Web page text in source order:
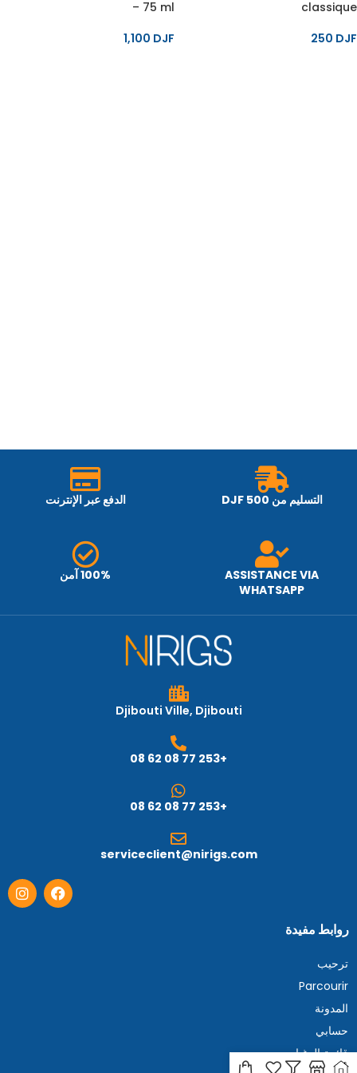
classique
250 DJF
– 75 ml
1,100 DJF
التسليم من 500 DJF الدفع عبر الإنترنت
ASSISTANCE VIA
WHATSAPP
100% آمن
Djibouti Ville, Djibouti
+253 77 08 62 08
+253 77 08 62 08
serviceclient@nirigs.com
روابط مفيدة
ترحيب
Parcourir
المدونة
حسابي
قائمة الرغبات